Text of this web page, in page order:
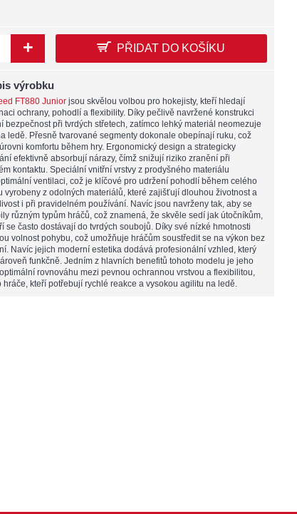
+ PŘIDAT DO KOŠÍKU
výrobku
FT880 Junior jsou skvělou volbou pro hokejisty, kteří hledají
ochrany, pohodlí a flexibility. Díky pečlivě navržené konstrukci
bezpečnost při tvrdých střetech, zatímco lehký materiál neomezuje
ledě. Přesně tvarované segmenty dokonale obepínají ruku, což
komfortu během hry. Ergonomický design a strategicky
efektivně absorbují nárazy, čímž snižují riziko zranění při
kontaktu. Speciální vnitřní vrstvy z prodyšného materiálu
ventilaci, což je klíčové pro udržení pohodlí během celého
vyrobeny z odolných materiálů, které zajišťují dlouhou životnost a
i při pravidelném používání. Navíc jsou navrženy tak, aby se
různým typům hráčů, což znamená, že skvěle sedí jak útočníkům,
se často dostávají do tvrdých soubojů. Díky své nízké hmotnosti
volnost pohybu, což umožňuje hráčům soustředit se na výkon bez
Navíc jejich moderní estetika dodává profesionální vzhled, který
funkčně. Jedním z hlavních benefitů tohoto modelu je jeho
rovnováhu mezi pevnou ochrannou vrstvou a flexibilitou,
hráče, kteří potřebují rychlé reakce a vysokou agilitu na ledě.